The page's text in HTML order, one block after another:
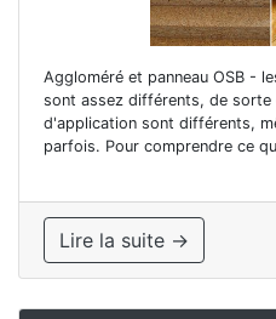
Aggloméré et panneau OSB -
sont assez différents, de sorte
d'application sont différents,
parfois. Pour comprendre ce
Lire la suite →